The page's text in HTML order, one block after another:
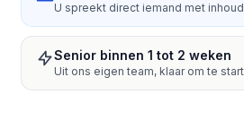
U spreekt direct iemand met
Senior binnen 1 tot 2 weken
Uit ons eigen team, klaar om te